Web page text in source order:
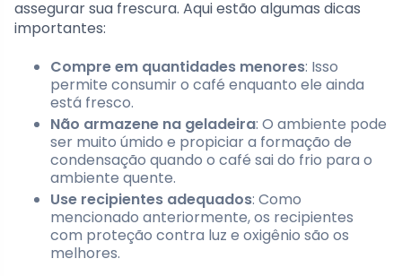
assegurar sua frescura. Aqui estão algumas dicas
importantes:
Compre em quantidades menores: Isso
permite consumir o café enquanto ele ainda
está fresco.
Não armazene na geladeira: O ambiente pode
ser muito úmido e propiciar a formação de
condensação quando o café sai do frio para o
ambiente quente.
Use recipientes adequados: Como
mencionado anteriormente, os recipientes
com proteção contra luz e oxigênio são os
melhores.